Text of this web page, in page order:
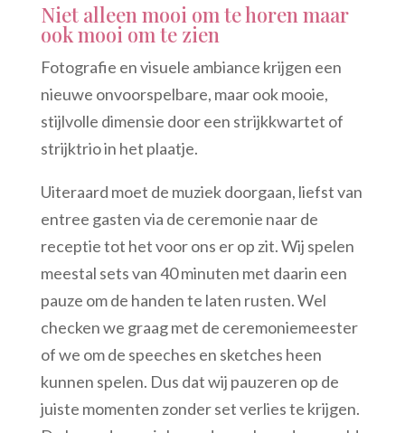
Niet alleen mooi om te horen maar
ook mooi om te zien
Fotografie en visuele ambiance krijgen een
nieuwe onvoorspelbare, maar ook mooie,
stijlvolle dimensie door een strijkkwartet of
strijktrio in het plaatje.
Uiteraard moet de muziek doorgaan, liefst van
entree gasten via de ceremonie naar de
receptie tot het voor ons er op zit. Wij spelen
meestal sets van 40 minuten met daarin een
pauze om de handen te laten rusten. Wel
checken we graag met de ceremoniemeester
of we om de speeches en sketches heen
kunnen spelen. Dus dat wij pauzeren op de
juiste momenten zonder set verlies te krijgen.